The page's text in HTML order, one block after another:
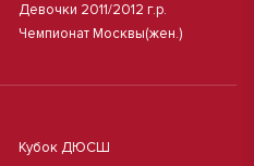
Девочки 2011/2012 г.р.
Чемпионат Москвы(жен.)
Кубок ДЮСШ